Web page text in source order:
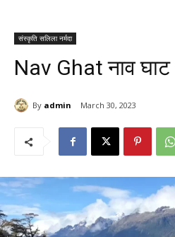
संस्कृति सलिला नर्मदा
Nav Ghat नाव घाट
By admin March 30, 2023